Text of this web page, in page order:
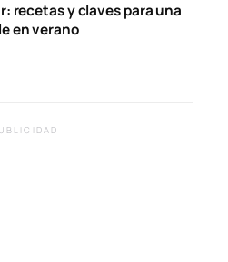
recetas y claves para una
en verano